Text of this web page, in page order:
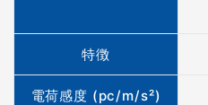
特徴
電荷感度 (pc/m/s²)